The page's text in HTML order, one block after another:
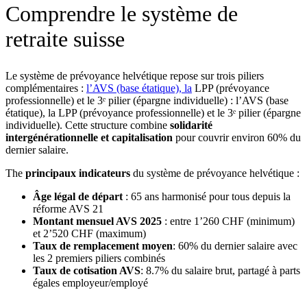
Comprendre le système de
retraite suisse
Le système de prévoyance helvétique repose sur trois piliers
complémentaires : l’AVS (base étatique), la LPP (prévoyance
professionnelle) et le 3ᵉ pilier (épargne individuelle) : l’AVS (base
étatique), la LPP (prévoyance professionnelle) et le 3ᵉ pilier (épargne
individuelle). Cette structure combine solidarité
intergénérationnelle et capitalisation pour couvrir environ 60% du
dernier salaire.
The principaux indicateurs du système de prévoyance helvétique :
Âge légal de départ : 65 ans harmonisé pour tous depuis la
réforme AVS 21
Montant mensuel AVS 2025 : entre 1’260 CHF (minimum)
et 2’520 CHF (maximum)
Taux de remplacement moyen: 60% du dernier salaire avec
les 2 premiers piliers combinés
Taux de cotisation AVS: 8.7% du salaire brut, partagé à parts
égales employeur/employé